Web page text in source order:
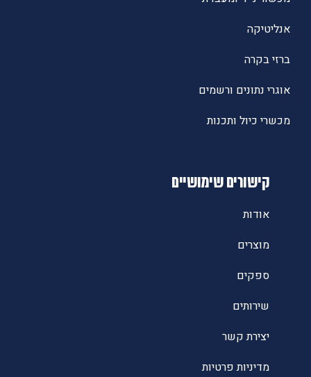
אנליטיקה
ברזי בקרה
אוגרי נתונים ורשמים
מכשרי כיול ותכנות
קישורים שימושיים
אודות
מוצרים
ספקים
שירותים
יצירת קשר
מדיניות פרטיות